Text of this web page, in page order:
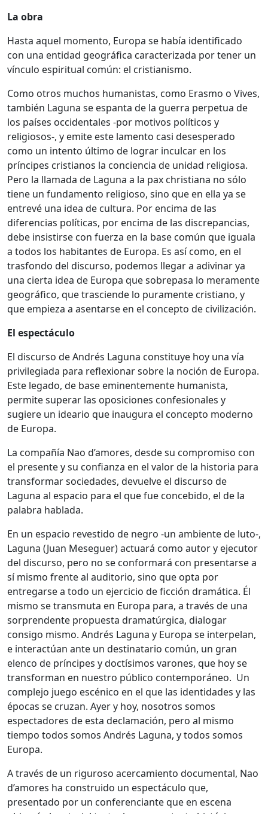
La obra
Hasta aquel momento, Europa se había identificado
con una entidad geográfica caracterizada por tener un
vínculo espiritual común: el cristianismo.
Como otros muchos humanistas, como Erasmo o Vives,
también Laguna se espanta de la guerra perpetua de
los países occidentales -por motivos políticos y
religiosos-, y emite este lamento casi desesperado
como un intento último de lograr inculcar en los
príncipes cristianos la conciencia de unidad religiosa.
Pero la llamada de Laguna a la pax christiana no sólo
tiene un fundamento religioso, sino que en ella ya se
entrevé una idea de cultura. Por encima de las
diferencias políticas, por encima de las discrepancias,
debe insistirse con fuerza en la base común que iguala
a todos los habitantes de Europa. Es así como, en el
trasfondo del discurso, podemos llegar a adivinar ya
una cierta idea de Europa que sobrepasa lo meramente
geográfico, que trasciende lo puramente cristiano, y
que empieza a asentarse en el concepto de civilización.
El espectáculo
El discurso de Andrés Laguna constituye hoy una vía
privilegiada para reflexionar sobre la noción de Europa.
Este legado, de base eminentemente humanista,
permite superar las oposiciones confesionales y
sugiere un ideario que inaugura el concepto moderno
de Europa.
La compañía Nao d’amores, desde su compromiso con
el presente y su confianza en el valor de la historia para
transformar sociedades, devuelve el discurso de
Laguna al espacio para el que fue concebido, el de la
palabra hablada.
En un espacio revestido de negro -un ambiente de luto-,
Laguna (Juan Meseguer) actuará como autor y ejecutor
del discurso, pero no se conformará con presentarse a
sí mismo frente al auditorio, sino que opta por
entregarse a todo un ejercicio de ficción dramática. Él
mismo se transmuta en Europa para, a través de una
sorprendente propuesta dramatúrgica, dialogar
consigo mismo. Andrés Laguna y Europa se interpelan,
e interactúan ante un destinatario común, un gran
elenco de príncipes y doctísimos varones, que hoy se
transforman en nuestro público contemporáneo. Un
complejo juego escénico en el que las identidades y las
épocas se cruzan. Ayer y hoy, nosotros somos
espectadores de esta declamación, pero al mismo
tiempo todos somos Andrés Laguna, y todos somos
Europa.
A través de un riguroso acercamiento documental, Nao
d’amores ha construido un espectáculo que,
presentado por un conferenciante que en escena